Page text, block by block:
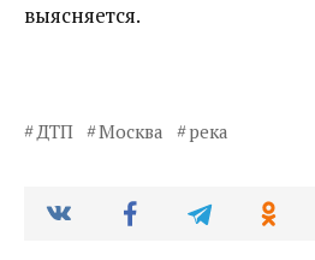
выясняется.
ДТП Москва река